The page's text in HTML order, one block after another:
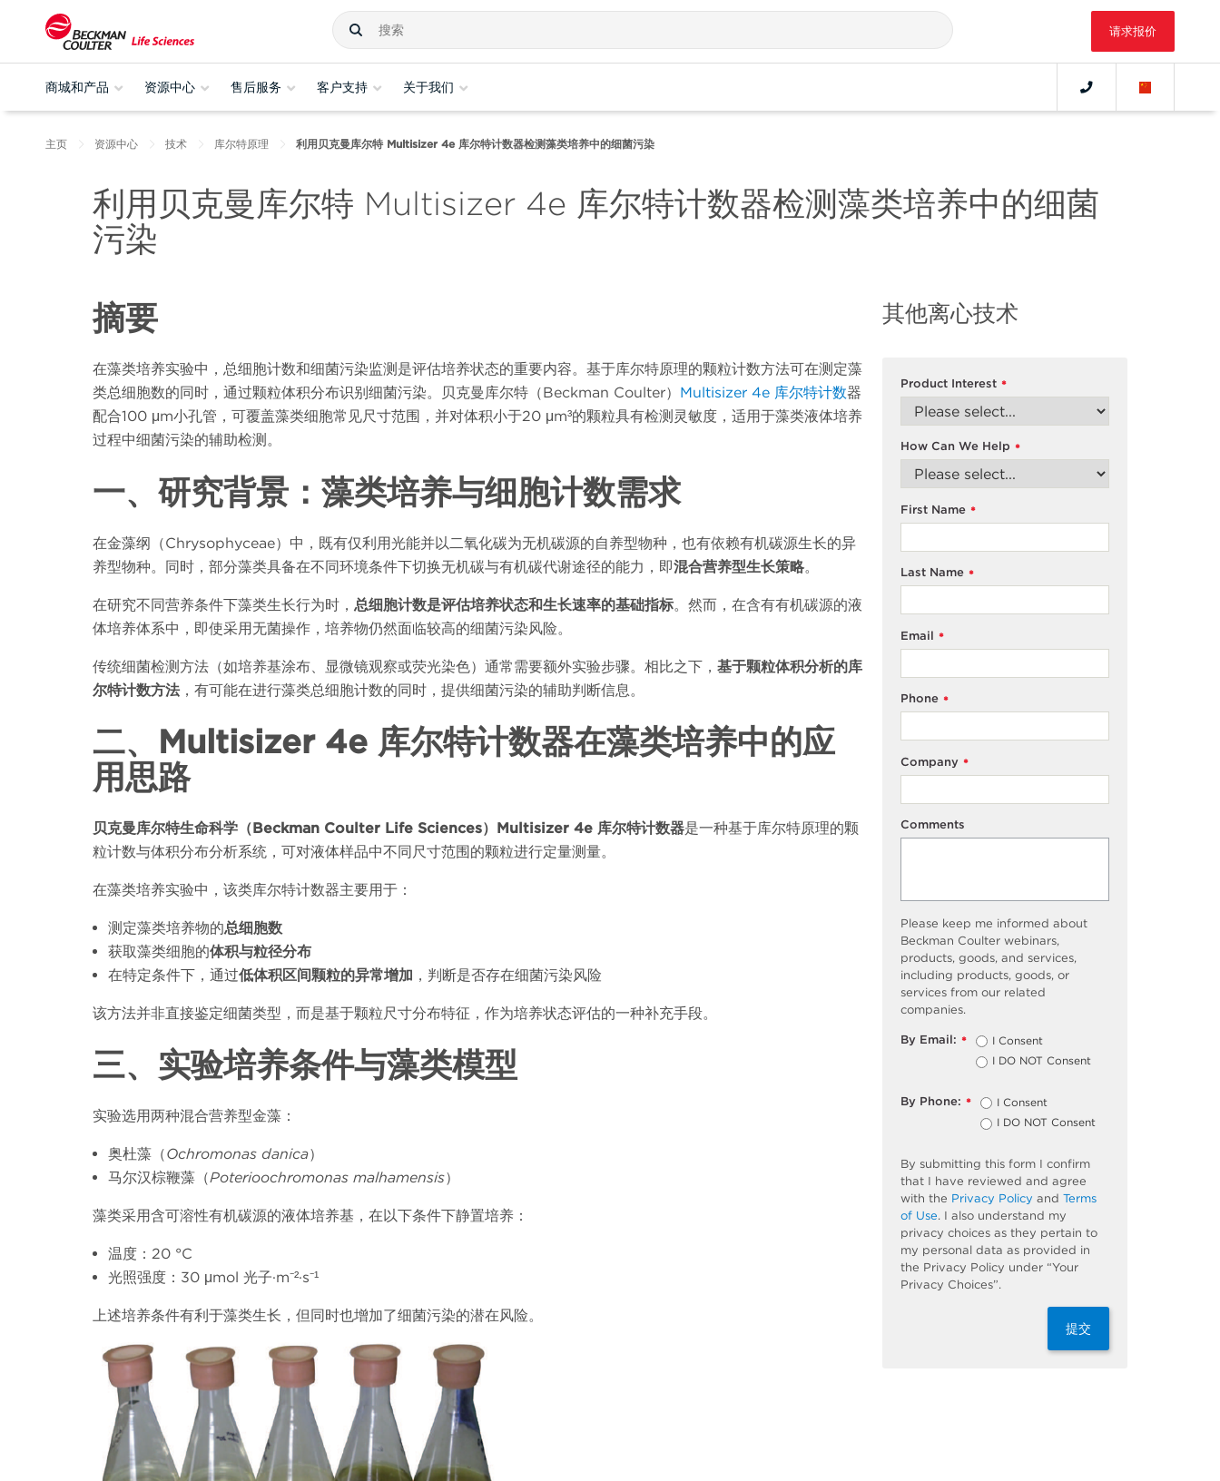
请求报价
商城和产品 资源中心 售后服务 客户支持 关于我们
主页 资源中心 技术 库尔特原理 利用贝克曼库尔特 Multisizer 4e 库尔特计数器检测藻类培养中的细菌污染
利用贝克曼库尔特 Multisizer 4e 库尔特计数器检测藻类培养中的细菌
污染
摘要
在藻类培养实验中，总细胞计数和细菌污染监测是评估培养状态的重要内容。基于库尔特原理的颗粒计数方法可在测定藻
类总细胞数的同时，通过颗粒体积分布识别细菌污染。贝克曼库尔特（Beckman Coulter） Multisizer 4e 库尔特计数器
配合100 μm小孔管，可覆盖藻类细胞常见尺寸范围，并对体积小于20 μm³的颗粒具有检测灵敏度，适用于藻类液体培养
过程中细菌污染的辅助检测。
一、研究背景：藻类培养与细胞计数需求
在金藻纲（Chrysophyceae）中，既有仅利用光能并以二氧化碳为无机碳源的自养型物种，也有依赖有机碳源生长的异
养型物种。同时，部分藻类具备在不同环境条件下切换无机碳与有机碳代谢途径的能力，即混合营养型生长策略。
在研究不同营养条件下藻类生长行为时， 总细胞计数是评估培养状态和生长速率的基础指标。然而，在含有有机碳源的液
体培养体系中，即使采用无菌操作，培养物仍然面临较高的细菌污染风险。
传统细菌检测方法（如培养基涂布、显微镜观察或荧光染色）通常需要额外实验步骤。相比之下， 基于颗粒体积分析的库
尔特计数方法 ，有可能在进行藻类总细胞计数的同时，提供细菌污染的辅助判断信息。
二、 Multisizer 4e 库尔特计数器在藻类培养中的应
用思路
贝克曼库尔特生命科学（Beckman Coulter Life Sciences） Multisizer 4e 库尔特计数器是一种基于库尔特原理的颗
粒计数与体积分布分析系统，可对液体样品中不同尺寸范围的颗粒进行定量测量。
在藻类培养实验中，该类库尔特计数器主要用于：
测定藻类培养物的总细胞数
获取藻类细胞的体积与粒径分布
在特定条件下，通过低体积区间颗粒的异常增加 ，判断是否存在细菌污染风险
该方法并非直接鉴定细菌类型，而是基于颗粒尺寸分布特征，作为培养状态评估的一种补充手段。
三、实验培养条件与藻类模型
实验选用两种混合营养型金藻：
奥杜藻（Ochromonas danica）
马尔汉棕鞭藻（Poterioochromonas malhamensis）
藻类采用含可溶性有机碳源的液体培养基，在以下条件下静置培养：
温度： 20 °C
光照强度： 30 μmol 光子·m⁻²·s⁻¹
上述培养条件有利于藻类生长，但同时也增加了细菌污染的潜在风险。
其他离心技术
*
Product Interest
*
How Can We Help
*
First Name
*
Last Name
*
Email
*
Phone
*
Company
Comments
Please keep me informed about
Beckman Coulter webinars,
products, goods, and services,
including products, goods, or
services from our related
companies.
*
By Email:
I Consent
I DO NOT Consent
*
By Phone:
I Consent
I DO NOT Consent
By submitting this form I confirm
that I have reviewed and agree
with the Privacy Policy and Terms
of Use. I also understand my
privacy choices as they pertain to
my personal data as provided in
the Privacy Policy under “Your
Privacy Choices”.
提交